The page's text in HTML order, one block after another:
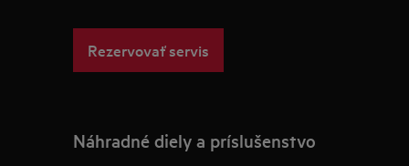
Rezervovať servis
Náhradné diely a príslušenstvo